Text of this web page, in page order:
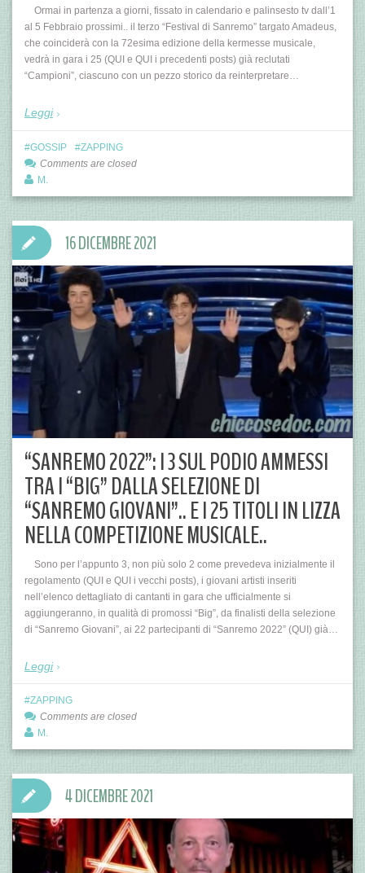
Ormai in partenza a giorni, fissato in calendario e palinsesto tv dall’1
al 5 Febbraio prossimi.. il terzo “Festival di Sanremo” targato Amadeus,
che coinciderà con la 72esima edizione della kermesse musicale,
vedrà in gara i 25 (QUI e QUI i precedenti posts) già reclutati
“Campioni”, ciascuno con un pezzo storico da reinterpretare…
Leggi
GOSSIP
ZAPPING
Comments are closed
M.
“SANREMO 2022”: I 3 SUL PODIO AMMESSI
TRA I “BIG” DALLA SELEZIONE DI
“SANREMO GIOVANI”.. E I 25 TITOLI IN LIZZA
NELLA COMPETIZIONE MUSICALE..
Sono per l’appunto 3, non più solo 2 come prevedeva inizialmente il
regolamento (QUI e QUI i vecchi posts), i giovani artisti inseriti
nell’elenco dettagliato di cantanti in gara che ufficialmente si
aggiungeranno, in qualità di promossi “Big”, da finalisti della selezione
di “Sanremo Giovani”, ai 22 partecipanti di “Sanremo 2022” (QUI) già…
Leggi
16 DICEMBRE 2021
ZAPPING
Comments are closed
M.
4 DICEMBRE 2021